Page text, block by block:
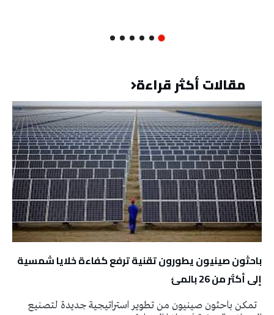
مقالات أكثر قراءة
باحثون صينيون يطورون تقنية ترفع كفاءة خلايا شمسية
إلى أكثر من 26 بالمئ
تمكن باحثون صينيون من تطوير استراتيجية جديدة لتصنيع